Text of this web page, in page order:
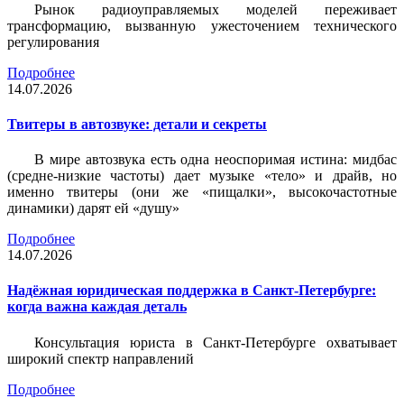
Рынок радиоуправляемых моделей переживает
трансформацию, вызванную ужесточением технического
регулирования
Подробнее
14.07.2026
Твитеры в автозвуке: детали и секреты
В мире автозвука есть одна неоспоримая истина: мидбас
(средне-низкие частоты) дает музыке «тело» и драйв, но
именно твитеры (они же «пищалки», высокочастотные
динамики) дарят ей «душу»
Подробнее
14.07.2026
Надёжная юридическая поддержка в Санкт-Петербурге:
когда важна каждая деталь
Консультация юриста в Санкт-Петербурге охватывает
широкий спектр направлений
Подробнее